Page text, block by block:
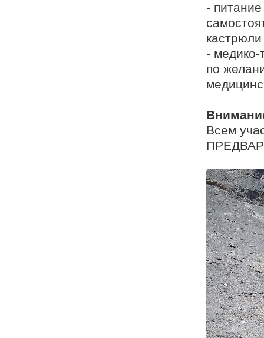
-
- медико-
по
Всем